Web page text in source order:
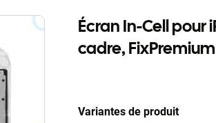
Écran In-Cell pour
cadre, FixPremium
Variantes de produit